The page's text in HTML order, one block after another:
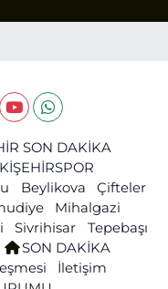
SON DAKİKA
Beylikova
Çifteler
Mihalgazi
Sivrihisar
Tepebaşı
SON DAKİKA
İletişim